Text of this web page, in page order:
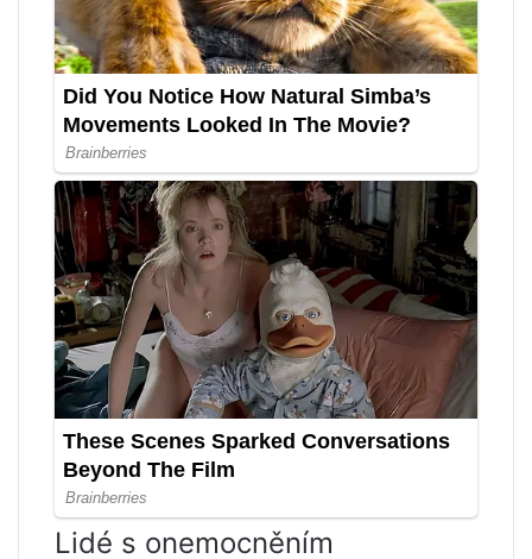
Lidé s onemocněním